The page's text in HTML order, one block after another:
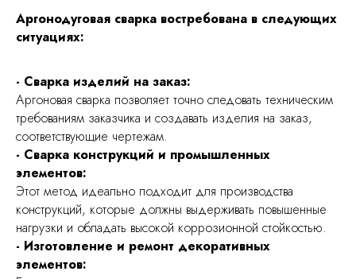
Аргонодуговая сварка востребована в следующих
ситуациях:
- Сварка изделий на заказ:
Аргоновая сварка позволяет точно следовать техническим
требованиям заказчика и создавать изделия на заказ,
соответствующие чертежам.
- Сварка конструкций и промышленных
элементов:
Этот метод идеально подходит для производства
конструкций, которые должны выдерживать повышенные
нагрузки и обладать высокой коррозионной стойкостью.
- Изготовление и ремонт декоративных
элементов: